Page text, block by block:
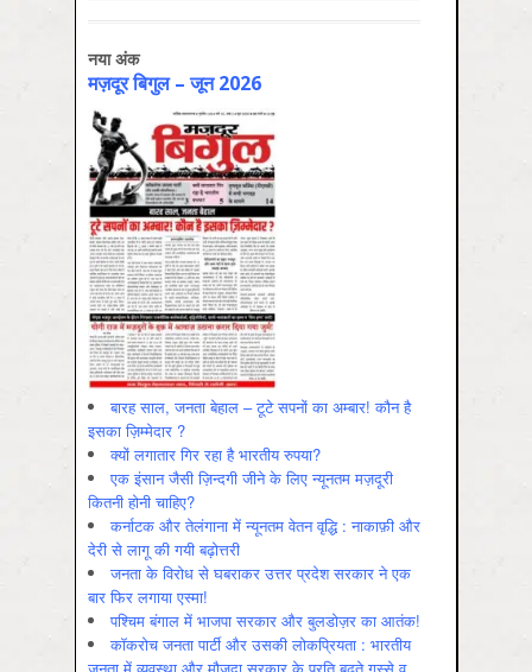
नया अंक
मज़दूर बिगुल – जून 2026
बारह साल, जनता बेहाल – टूटे सपनों का अम्बार! कौन है
इसका ज़िम्मेदार ?
क्यों लगातार गिर रहा है भारतीय रुपया?
एक इंसान जैसी ज़िन्दगी जीने के लिए न्यूनतम मज़दूरी
कितनी होनी चाहिए?
कर्नाटक और तेलंगाना में न्यूनतम वेतन वृद्धि : नाकाफ़ी और
देरी से लागू की गयी बढ़ोत्तरी
जनता के विरोध से घबराकर उत्तर प्रदेश सरकार ने एक
बार फिर लगाया एस्मा!
पश्चिम बंगाल में भाजपा सरकार और बुलडोज़र का आतंक!
कॉकरोच जनता पार्टी और उसकी लोकप्रियता : भारतीय